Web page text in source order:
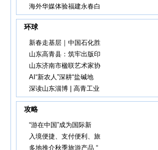
海外华媒体验福建永春白
环球
新春走基层｜中国石化胜
山东高青县：筑牢出版印
山东济南市楹联艺术家协
AI“新农人”深耕“盐碱地
深读山东淄博 | 高青工业
攻略
“游在中国”成为国际新
入境便捷、支付便利、旅
多地推介秋季旅游产品 “